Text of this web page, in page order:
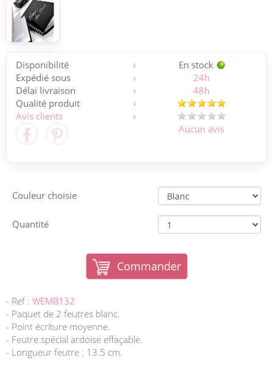
Disponibilité
En stock
Expédié sous
24h
Délai livraison
48h
Qualité produit
Avis clients
Aucun avis
Couleur choisie
Quantité
Commander
- Ref : WEMB132
- Paquet de 2 feutres blanc.
- Point écriture moyenne.
- Feutre spécial ardoise effaçable.
- Longueur feutre : 13.5 cm.